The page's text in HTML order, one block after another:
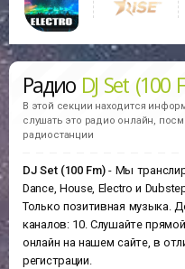
Радио DJ Set (100
В этой секции находится
слушать это радио онлайн,
радиостанции
DJ Set (100 Fm)- Мы
Dance, House, Electro и
Только позитивная музыка.
каналов: 10. Слушайте
онлайн на нашем сайте, в
регистрации.